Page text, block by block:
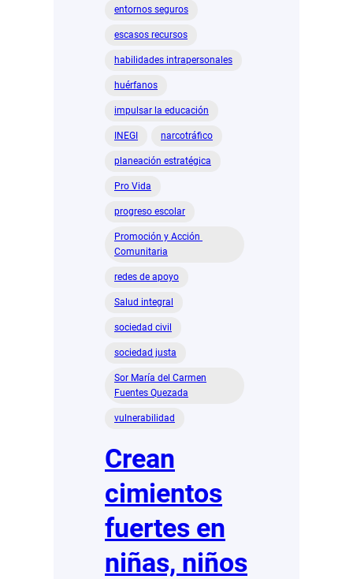
entornos seguros
escasos recursos
habilidades intrapersonales
huérfanos
impulsar la educación
INEGI narcotráfico
planeación estratégica
Pro Vida
progreso escolar
Promoción y Acción
Comunitaria
redes de apoyo
Salud integral
sociedad civil
sociedad justa
Sor María del Carmen
Fuentes Quezada
vulnerabilidad
Crean
cimientos
fuertes en
niñas, niños